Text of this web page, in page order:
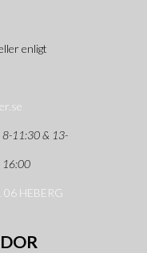
enligt
8-11:30 & 13-
16:00
06 HEBERG